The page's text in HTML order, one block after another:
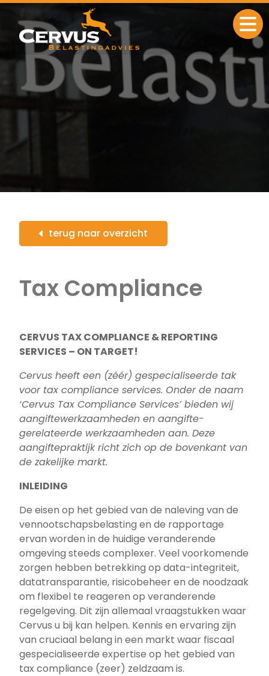
Ga naar de inhoud
terug naar overzicht
Tax Compliance
CERVUS TAX COMPLIANCE & REPORTING
SERVICES – ON TARGET!
Cervus heeft een (zéér) gespecialiseerde tak
voor tax compliance services. Onder de naam
‘Cervus Tax Compliance Services’ bieden wij
aangiftewerkzaamheden en aangifte-
gerelateerde werkzaamheden aan. Deze
aangiftepraktijk richt zich op de bovenkant van
de zakelijke markt.
INLEIDING
De eisen op het gebied van de naleving van de
vennootschapsbelasting en de rapportage
ervan worden in de huidige veranderende
omgeving steeds complexer. Veel voorkomende
zorgen hebben betrekking op data-integriteit,
datatransparantie, risicobeheer en de noodzaak
om flexibel te reageren op veranderende
regelgeving. Dit zijn allemaal vraagstukken waar
Cervus u bij kan helpen. Kennis en ervaring zijn
van cruciaal belang in een markt waar fiscaal
gespecialiseerde expertise op het gebied van
tax compliance (zeer) zeldzaam is.